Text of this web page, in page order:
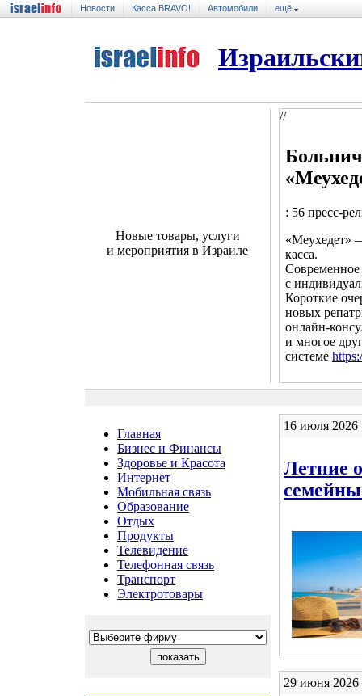
Новости Касса BRAVO! Автомобили ещё
Новые товары, услуги
и мероприятия в Израиле
//
: 56 пресс-
«Меухедет»
касса.
с
Короткие
новых
онлайн-
и многое
системе
Главная
Бизнес и Финансы
Здоровье и Красота
Интернет
Мобильная связь
Образование
Отдых
Продукты
Телевидение
Телефонная связь
Транспорт
Электротовары
16 июля 2026
Летние
29 июня 2026